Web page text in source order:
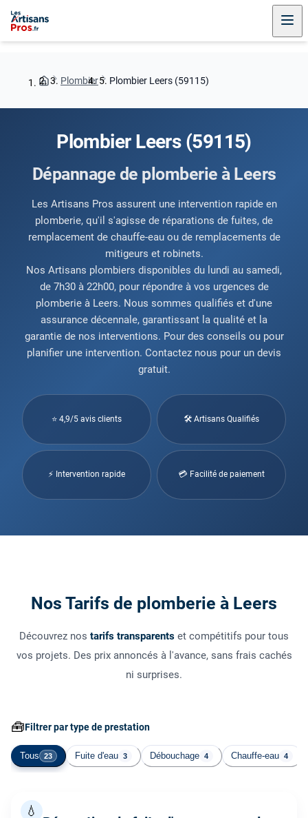
Plombier Plombier Leers (59115)
Plombier Leers (59115)
Dépannage de plomberie à Leers
Les Artisans Pros assurent une intervention rapide en
plomberie, qu'il s'agisse de réparations de fuites, de
remplacement de chauffe-eau ou de remplacements de
mitigeurs et robinets.
Nos Artisans plombiers disponibles du lundi au samedi,
de 7h30 à 22h00, pour répondre à vos urgences de
plomberie à Leers. Nous sommes qualifiés et d'une
assurance décennale, garantissant la qualité et la
garantie de nos interventions. Pour des conseils ou pour
planifier une intervention. Contactez nous pour un devis
gratuit.
⭐ 4,9/5 avis clients 🛠 Artisans Qualifiés
⚡ Intervention rapide 💳 Facilité de paiement
Nos Tarifs de plomberie à Leers
Découvrez nos tarifs transparents et compétitifs pour tous
vos projets. Des prix annoncés à l'avance, sans frais cachés
ni surprises.
🧰Filtrer par type de prestation
Tous 23 Fuite d'eau 3 Débouchage 4 Chauffe-eau 4
💧